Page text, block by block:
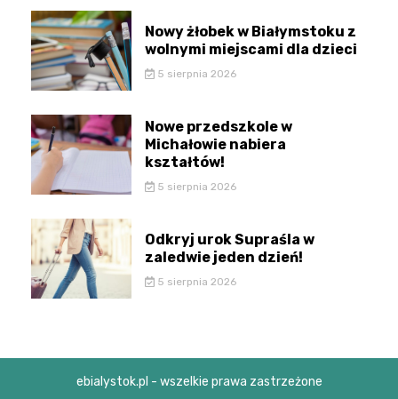
Nowy żłobek w Białymstoku z
wolnymi miejscami dla dzieci
5 sierpnia 2026
Nowe przedszkole w
Michałowie nabiera
kształtów!
5 sierpnia 2026
Odkryj urok Supraśla w
zaledwie jeden dzień!
5 sierpnia 2026
ebialystok.pl - wszelkie prawa zastrzeżone